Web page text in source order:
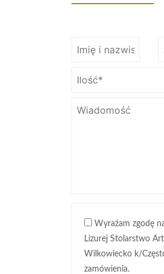
Wyrażam zgodę
Lizurej Stolarstwo
Wilkowiecko k/
zamówienia.